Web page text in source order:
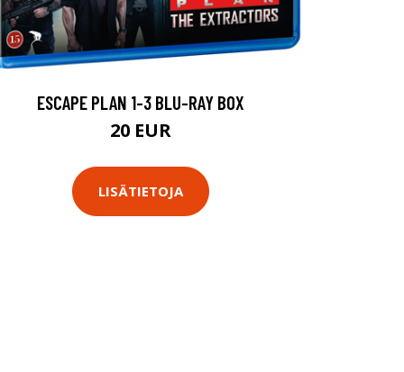
ESCAPE PLAN 1-3 BLU-RAY BOX
20 EUR
LISÄTIETOJA